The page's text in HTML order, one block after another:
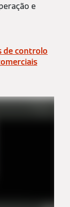
e
de controlo